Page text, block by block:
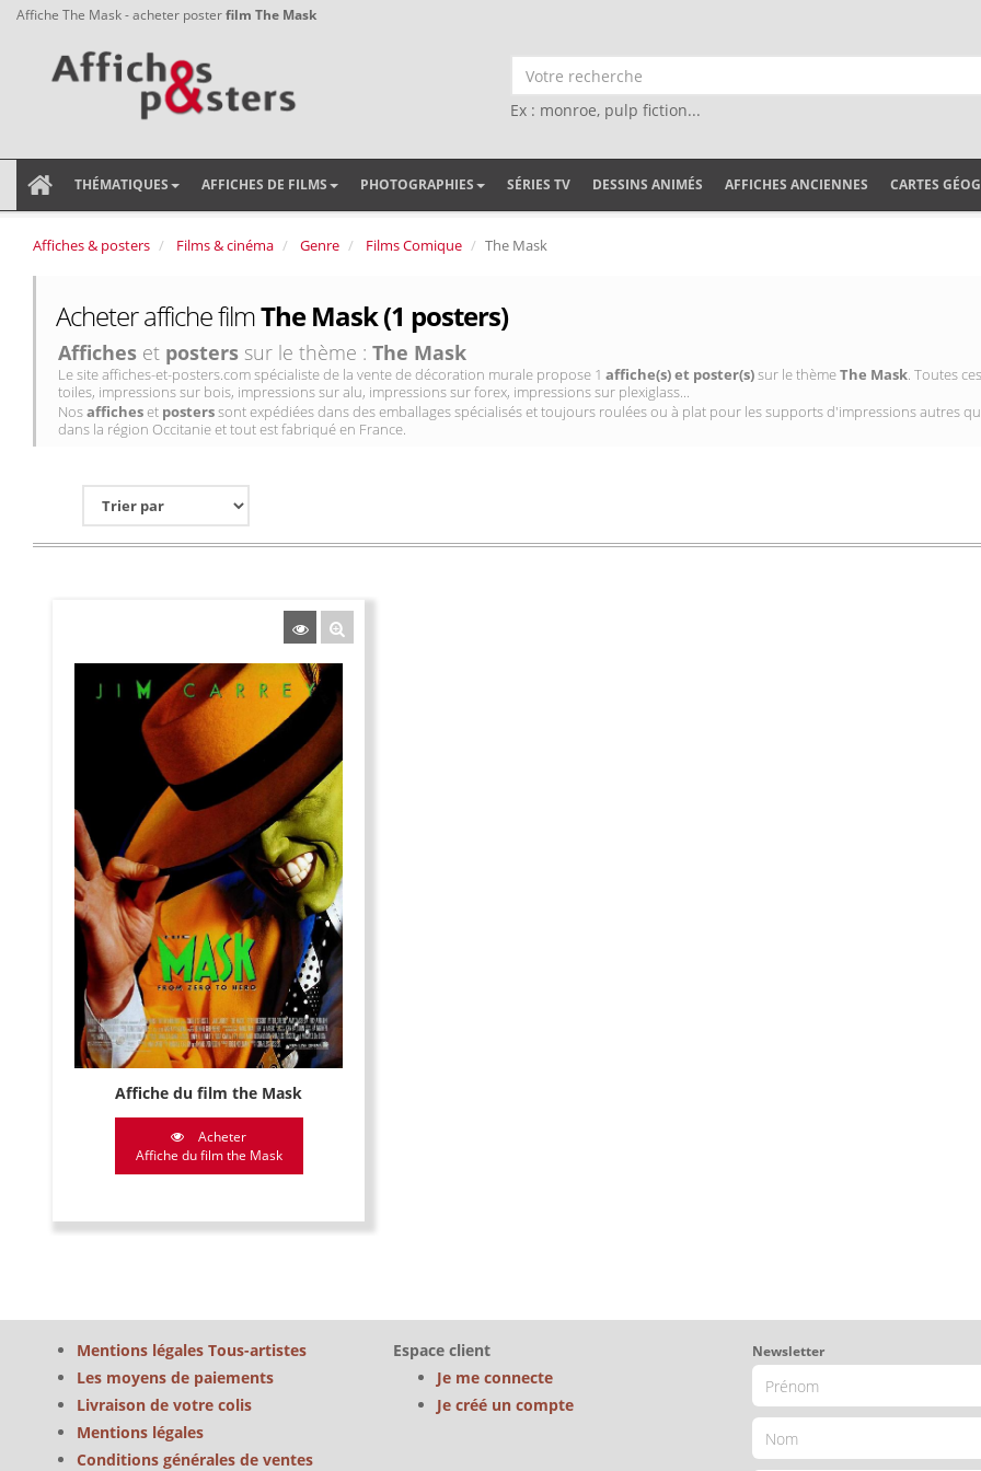
Affiche The Mask - acheter posterfilm The Mask
Ex : monroe, pulp fiction...
THÉMATIQUES AFFICHES DE FILMS PHOTOGRAPHIES SÉRIES TV DESSINS ANIMÉS AFFICHES ANCIENNES CARTES
Affiches & posters Films & cinéma Genre Films Comique The Mask
Acheter affiche filmThe Mask (1 posters)
Affiches et posters sur le thème : The Mask
Le site affiches-et-posters.com spécialiste de la vente de décoration murale propose 1 affiche(s) et poster(s)sur le thèmeThe Mask. Toutes
toiles, impressions sur bois, impressions sur alu, impressions sur forex, impressions sur plexiglass...
Nosafficheset posterssont expédiées dans des emballages spécialisés et toujours roulées ou à plat pour les supports d'impressions autres
dans la région Occitanie et tout est fabriqué en France.
Affiche du film the Mask
Acheter
Affiche du film the Mask
Mentions légales Tous-artistes
Les moyens de paiements
Livraison de votre colis
Mentions légales
Conditions générales de ventes
Espace client
Je me connecte
Je créé un compte
Newsletter